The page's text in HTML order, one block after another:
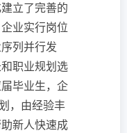
立了完善的
业实行岗位
列并行发
职业规划选
毕业生，企
，由经验丰
新人快速成